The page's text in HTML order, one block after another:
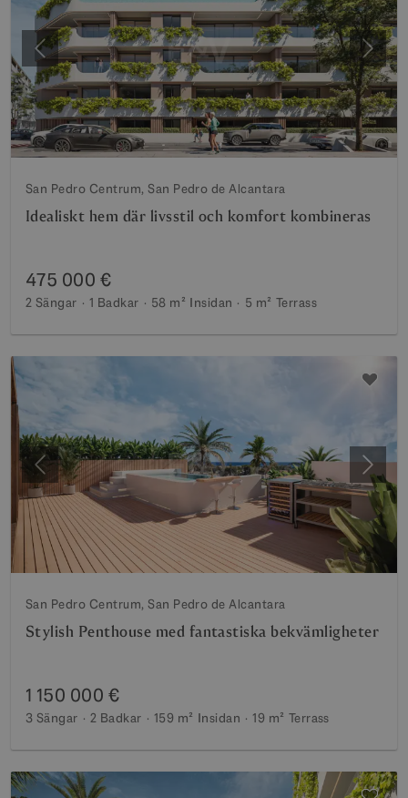
Föregående Nästa
San Pedro Centrum, San Pedro de Alcantara
Idealiskt hem där livsstil och komfort kombineras
475 000 €
2 Sängar 1 Badkar 58 m² Insidan 5 m² Terrass
Föregående Nästa
San Pedro Centrum, San Pedro de Alcantara
Stylish Penthouse med fantastiska bekvämligheter
1 150 000 €
3 Sängar 2 Badkar 159 m² Insidan 19 m² Terrass